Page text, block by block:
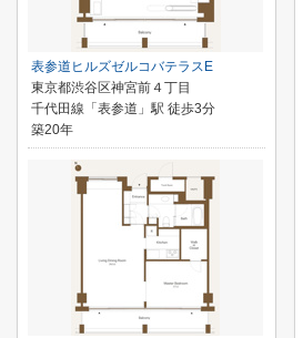
表参道ヒルズゼルコバテラスE
東京都渋谷区神宮前４丁目
千代田線「表参道」駅 徒歩3分
築20年